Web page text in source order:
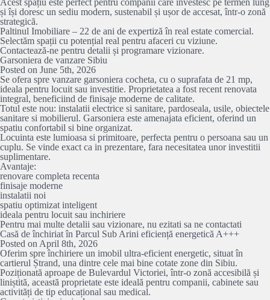
Acest spațiu este perfect pentru companii care investesc pe termen lung
și își doresc un sediu modern, sustenabil și ușor de accesat, într-o zonă
strategică.
Paltinul Imobiliare – 22 de ani de expertiză în real estate comercial.
Selectăm spații cu potențial real pentru afaceri cu viziune.
Contactează-ne pentru detalii și programare vizionare.
Garsoniera de vanzare Sibiu
Posted on June 5th, 2026
Se ofera spre vanzare garsoniera cocheta, cu o suprafata de 21 mp,
ideala pentru locuit sau investitie. Proprietatea a fost recent renovata
integral, beneficiind de finisaje moderne de calitate.
Totul este nou: instalatii electrice si sanitare, pardoseala, usile, obiectele
sanitare si mobilierul. Garsoniera este amenajata eficient, oferind un
spatiu confortabil si bine organizat.
Locuinta este lumioasa si primitoare, perfecta pentru o persoana sau un
cuplu. Se vinde exact ca in prezentare, fara necesitatea unor investitii
suplimentare.
Avantaje:
renovare completa recenta
finisaje moderne
instalatii noi
spatiu optimizat inteligent
ideala pentru locuit sau inchiriere
Pentru mai multe detalii sau vizionare, nu ezitati sa ne contactati
Casă de închiriat în Parcul Sub Arini eficiență energetică A+++
Posted on April 8th, 2026
Oferim spre închiriere un imobil ultra-eficient energetic, situat în
cartierul Ștrand, una dintre cele mai bine cotate zone din Sibiu.
Poziționată aproape de Bulevardul Victoriei, într-o zonă accesibilă și
liniștită, această proprietate este ideală pentru companii, cabinete sau
activități de tip educațional sau medical.